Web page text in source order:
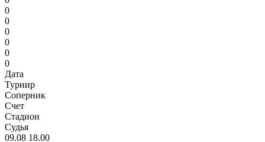
0
0
0
0
0
0
Дата
Турнир
Соперник
Счет
Стадион
Судья
09.08 18.00